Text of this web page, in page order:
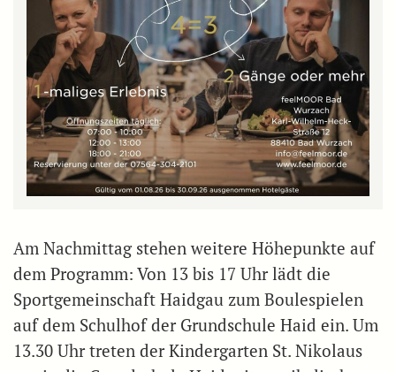
Am Nachmittag stehen weitere Höhepunkte auf
dem Programm: Von 13 bis 17 Uhr lädt die
Sportgemeinschaft Haidgau zum Boulespielen
auf dem Schulhof der Grundschule Haid ein. Um
13.30 Uhr treten der Kindergarten St. Nikolaus